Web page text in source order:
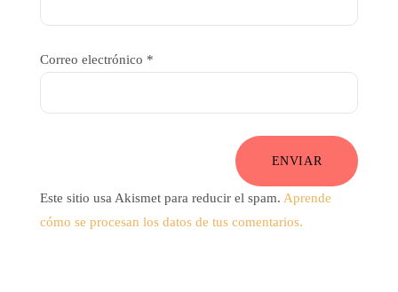
Correo electrónico *
ENVIAR
Este sitio usa Akismet para reducir el spam. Aprende
cómo se procesan los datos de tus comentarios.